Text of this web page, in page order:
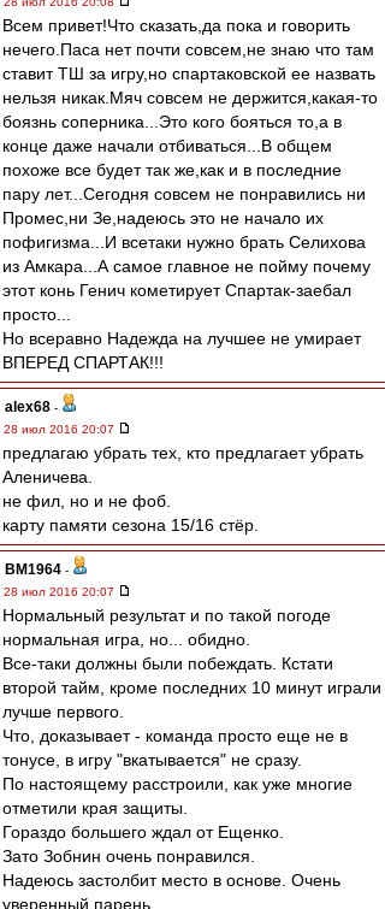
Всем привет!Что сказать,да пока и говорить
нечего.Паса нет почти совсем,не знаю что там
ставит ТШ за игру,но спартаковской ее назвать
нельзя никак.Мяч совсем не держится,какая-то
боязнь соперника...Это кого бояться то,а в
конце даже начали отбиваться...В общем
похоже все будет так же,как и в последние
пару лет...Сегодня совсем не понравились ни
Промес,ни Зе,надеюсь это не начало их
пофигизма...И всетаки нужно брать Селихова
из Амкара...А самое главное не пойму почему
этот конь Генич кометирует Спартак-заебал
просто...
Но всеравно Надежда на лучшее не умирает
ВПЕРЕД СПАРТАК!!!
alex68 -
28 июл 2016 20:07
предлагаю убрать тех, кто предлагает убрать
Аленичева.
не фил, но и не фоб.
карту памяти сезона 15/16 стёр.
BM1964 -
28 июл 2016 20:07
Нормальный результат и по такой погоде
нормальная игра, но... обидно.
Все-таки должны были побеждать. Кстати
второй тайм, кроме последних 10 минут играли
лучше первого.
Что, доказывает - команда просто еще не в
тонусе, в игру "вкатывается" не сразу.
По настоящему расстроили, как уже многие
отметили края защиты.
Гораздо большего ждал от Ещенко.
Зато Зобнин очень понравился.
Надеюсь застолбит место в основе. Очень
уверенный парень.